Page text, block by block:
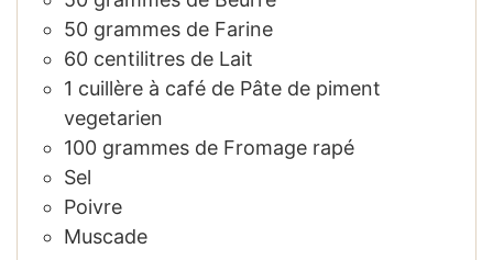
50 grammes de Farine
60 centilitres de Lait
1 cuillère à café de Pâte de piment
vegetarien
100 grammes de Fromage rapé
Sel
Poivre
Muscade